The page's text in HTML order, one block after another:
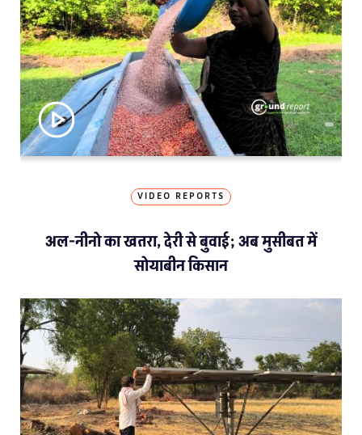
VIDEO REPORTS
अल-नीनो का खतरा, देरी से बुवाई; अब मुसीबत में
सोयाबीन किसान